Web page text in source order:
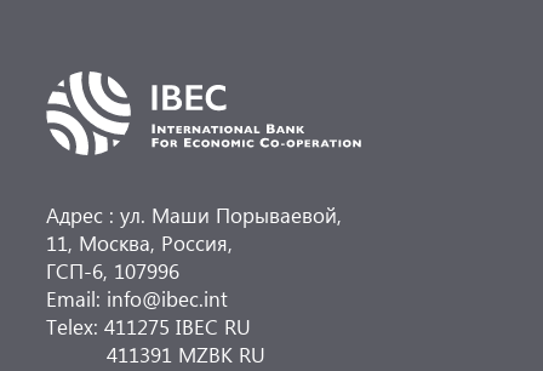
Адрес : ул. Маши Порываевой,
11, Москва, Россия,
ГСП-6, 107996
Email: info@ibec.int
Telex: 411275 IBEC RU
411391 MZBK RU